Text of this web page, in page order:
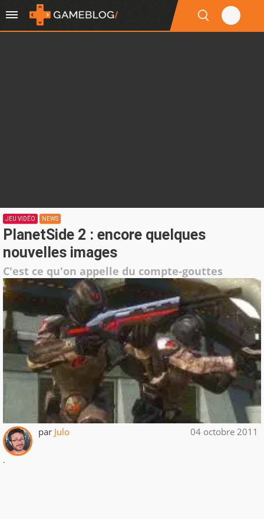
JEU VIDÉO NEWS
PlanetSide 2 : encore quelques
nouvelles images
C'est ce qu'on appelle du compte-gouttes
par Julo 04 octobre 2011
.